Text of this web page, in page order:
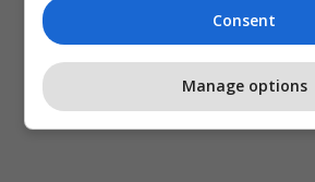
Consent
Manage options